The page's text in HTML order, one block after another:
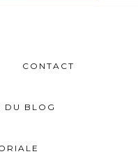
CONTACT
DU BLOG